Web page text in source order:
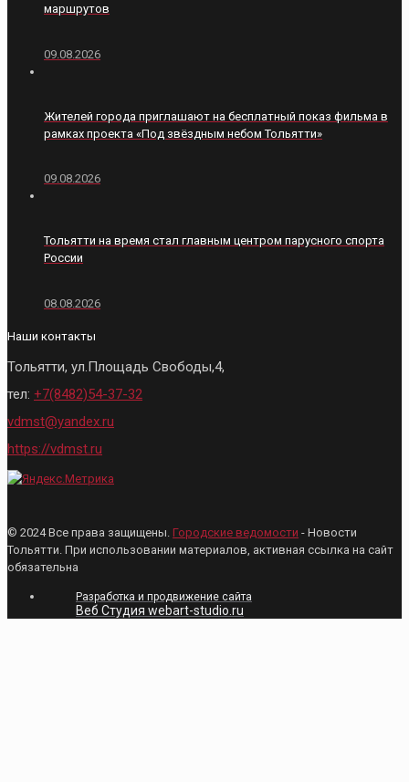
маршрутов
09.08.2026
Жителей города приглашают на бесплатный показ фильма в
рамках проекта «Под звёздным небом Тольятти»
09.08.2026
Тольятти на время стал главным центром парусного спорта
России
08.08.2026
Наши контакты
Тольятти, ул.Площадь Свободы,4,
тел: +7(8482)54-37-32
vdmst@yandex.ru
https://vdmst.ru
© 2024 Все права защищены. Городские ведомости - Новости
Тольятти. При использовании материалов, активная ссылка на сайт
обязательна
Разработка и продвижение сайта
Веб Студия webart-studio.ru